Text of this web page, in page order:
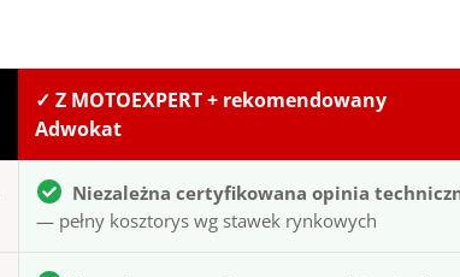
✓ Z MOTOEXPERT + rekomendowany
Adwokat
Niezależna certyfikowana opinia
— pełny kosztorys wg stawek rynkowych